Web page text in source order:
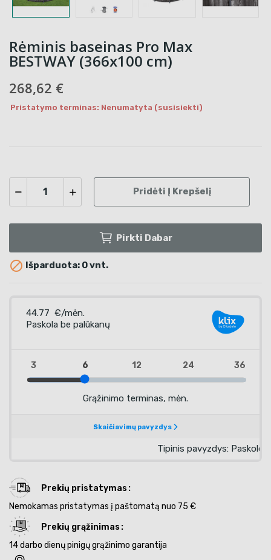
Rėminis baseinas Pro Max
BESTWAY (366x100 cm)
268,62 €
Pristatymo terminas: Nenumatyta (susisiekti)
Pridėti Į Krepšelį
Pirkti Dabar
 Išparduota: 0 vnt.
Prekių pristatymas
Nemokamas pristatymas į paštomatą nuo 75 €
Prekių grąžinimas
14 darbo dienų pinigų grąžinimo garantija